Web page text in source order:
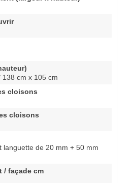
cm x 105 cm
cloisons
cloisons
languette de 20 mm + 50 mm
/ façade cm